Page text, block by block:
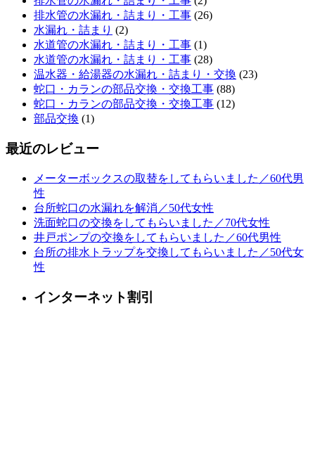
排水管の水漏れ・詰まり・工事 (26)
水漏れ・詰まり (2)
水道管の水漏れ・詰まり・工事 (1)
水道管の水漏れ・詰まり・工事 (28)
温水器・給湯器の水漏れ・詰まり・交換 (23)
蛇口・カランの部品交換・交換工事 (88)
蛇口・カランの部品交換・交換工事 (12)
部品交換 (1)
最近のレビュー
メーターボックスの取替をしてもらいました／60代男
性
台所蛇口の水漏れを解消／50代女性
洗面蛇口の交換をしてもらいました／70代女性
井戸ポンプの交換をしてもらいました／60代男性
台所の排水トラップを交換してもらいました／50代女
性
インターネット割引